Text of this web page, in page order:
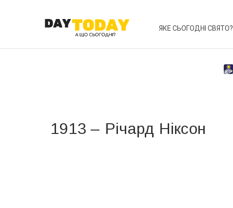
ЯКЕ СЬОГОДНІ СВЯТО?
1913 – Річард Ніксон